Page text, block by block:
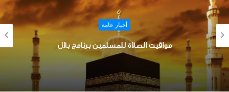
أخبار عامة
برنامج الرسوم المتحركة OpenToonz للكمبيوتر